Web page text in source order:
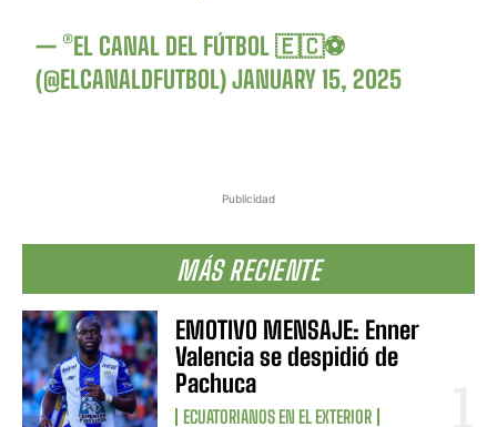
Publicidad
MÁS RECIENTE
EMOTIVO MENSAJE: Enner
Valencia se despidió de
Pachuca
ECUATORIANOS EN EL EXTERIOR
— ®EL CANAL DEL FÚTBOL 🇪🇨⚽
(@ELCANALDFUTBOL)JANUARY 15, 2025